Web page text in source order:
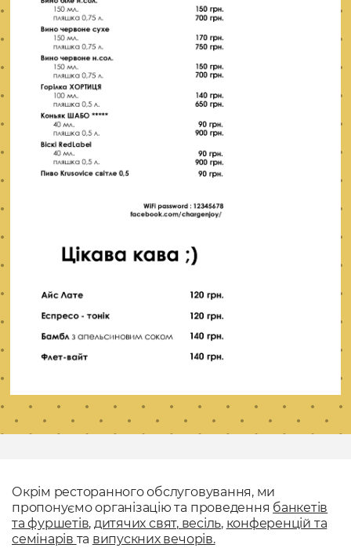
Окрім ресторанного обслуговування, ми
пропонуємо організацію та проведення банкетів
та фуршетів, дитячих свят,весіль, конференцій та
семінарів та випускних вечорів.